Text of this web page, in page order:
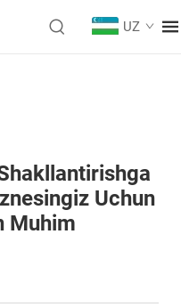
UZ
Uchun
Muhim